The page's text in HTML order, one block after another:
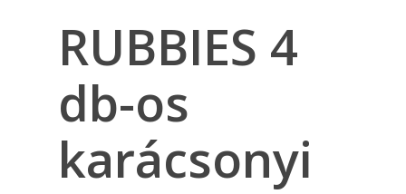
RUBBIES 4
db-os
karácsonyi